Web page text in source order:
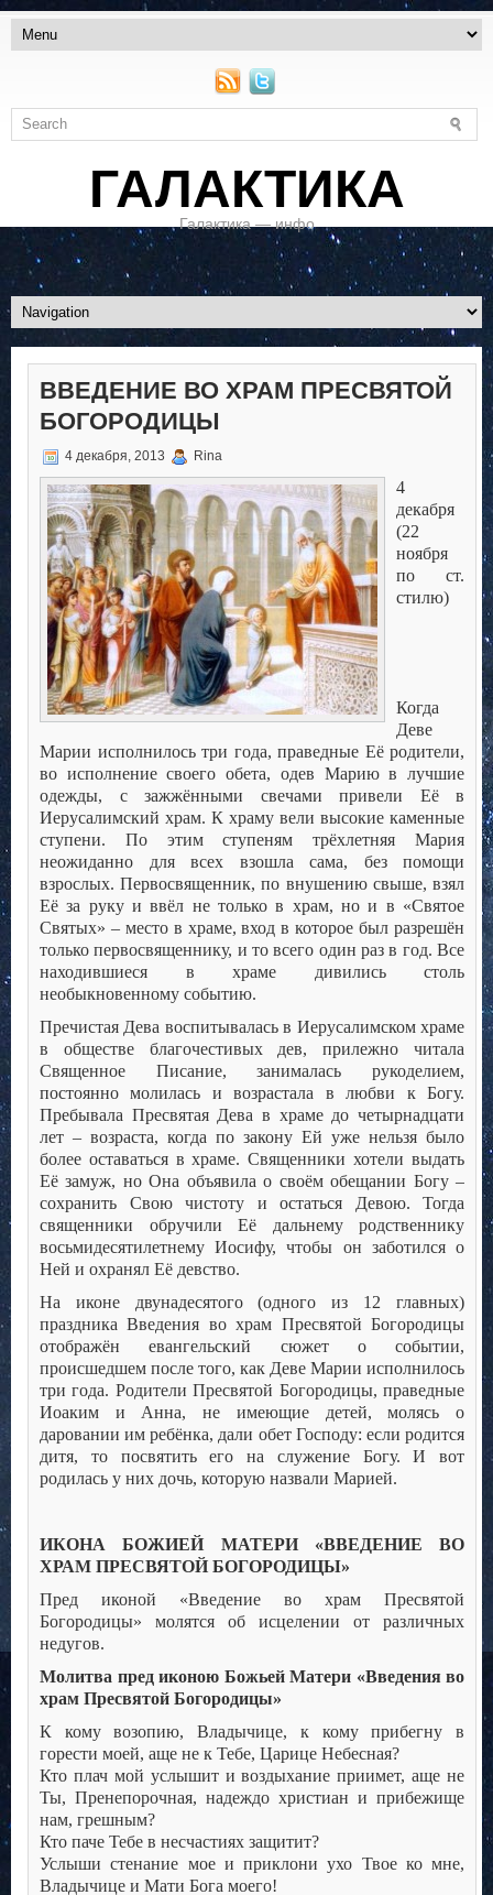
ГАЛАКТИКА
Галактика — инфо
ВВЕДЕНИЕ ВО ХРАМ ПРЕСВЯТОЙ
БОГОРОДИЦЫ
4 декабря, 2013 Rina
4
декабря
(22
ноября
по ст.
стилю)
Когда
Деве
Марии исполнилось три года, праведные Её родители,
во исполнение своего обета, одев Марию в лучшие
одежды, с зажжёнными свечами привели Её в
Иерусалимский храм. К храму вели высокие каменные
ступени. По этим ступеням трёхлетняя Мария
неожиданно для всех взошла сама, без помощи
взрослых. Первосвященник, по внушению свыше, взял
Её за руку и ввёл не только в храм, но и в «Святое
Святых» – место в храме, вход в которое был разрешён
только первосвященнику, и то всего один раз в год. Все
находившиеся в храме дивились столь
необыкновенному событию.
Пречистая Дева воспитывалась в Иерусалимском храме
в обществе благочестивых дев, прилежно читала
Священное Писание, занималась рукоделием,
постоянно молилась и возрастала в любви к Богу.
Пребывала Пресвятая Дева в храме до четырнадцати
лет – возраста, когда по закону Ей уже нельзя было
более оставаться в храме. Священники хотели выдать
Её замуж, но Она объявила о своём обещании Богу –
сохранить Свою чистоту и остаться Девою. Тогда
священники обручили Её дальнему родственнику
восьмидесятилетнему Иосифу, чтобы он заботился о
Ней и охранял Её девство.
На иконе двунадесятого (одного из 12 главных)
праздника Введения во храм Пресвятой Богородицы
отображён евангельский сюжет о событии,
происшедшем после того, как Деве Марии исполнилось
три года. Родители Пресвятой Богородицы, праведные
Иоаким и Анна, не имеющие детей, молясь о
даровании им ребёнка, дали обет Господу: если родится
дитя, то посвятить его на служение Богу. И вот
родилась у них дочь, которую назвали Марией.
ИКОНА БОЖИЕЙ МАТЕРИ «ВВЕДЕНИЕ ВО
ХРАМ ПРЕСВЯТОЙ БОГОРОДИЦЫ»
Пред иконой «Введение во храм Пресвятой
Богородицы» молятся об исцелении от различных
недугов.
Молитва пред иконою Божьей Матери «Введения во
храм Пресвятой Богородицы»
К кому возопию, Владычице, к кому прибегну в
горести моей, аще не к Тебе, Царице Небесная?
Кто плач мой услышит и воздыхание приимет, аще не
Ты, Пренепорочная, надеждо христиан и прибежище
нам, грешным?
Кто паче Тебе в несчастиях защитит?
Услыши стенание мое и приклони ухо Твое ко мне,
Владычице и Мати Бога моего!